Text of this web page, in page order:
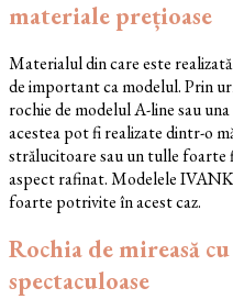
materiale prețioase
Materialul din care este
de important ca modelul. Prin
rochie de modelul A-line sau
acestea pot fi realizate dintr-o
strălucitoare sau un tulle foarte
aspect rafinat. Modelele
foarte potrivite în acest caz.
Rochia de mireasă
spectaculoase